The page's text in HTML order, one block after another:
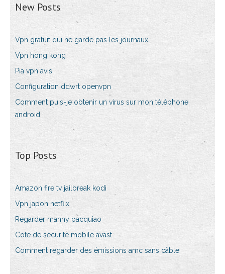
New Posts
Vpn gratuit qui ne garde pas les journaux
Vpn hong kong
Pia vpn avis
Configuration ddwrt openvpn
Comment puis-je obtenir un virus sur mon téléphone
android
Top Posts
Amazon fire tv jailbreak kodi
Vpn japon netflix
Regarder manny pacquiao
Cote de sécurité mobile avast
Comment regarder des émissions amc sans câble